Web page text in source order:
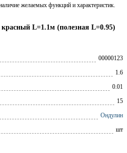
L=1.1м (полезная L=0.95)
00000123
1.6
0.01
15
Ондулин
шт
желаемых функций и характеристик.